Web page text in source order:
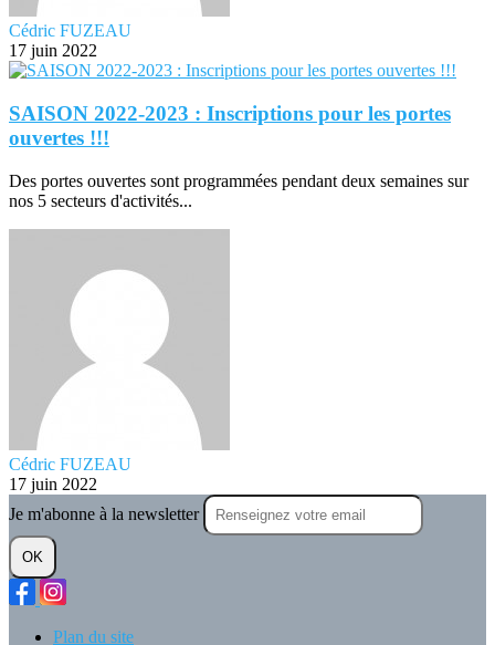
Cédric FUZEAU
17 juin 2022
SAISON 2022-2023 : Inscriptions pour les portes
ouvertes !!!
Des portes ouvertes sont programmées pendant deux semaines sur
nos 5 secteurs d'activités...
Cédric FUZEAU
17 juin 2022
Je m'abonne à la newsletter
OK
Plan du site